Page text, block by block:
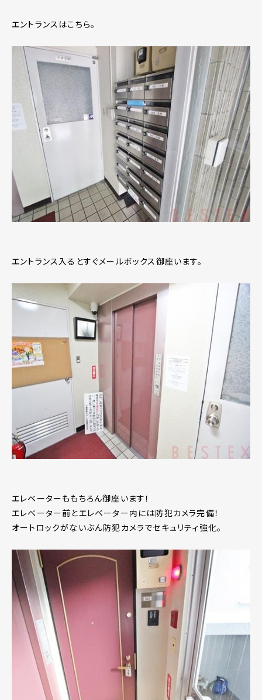
エントランスはこちら。
エントランス入るとすぐメールボックス御座います。
エレベーターももちろん御座います！
エレベーター前とエレベーター内には防犯カメラ完備！
オートロックがないぶん防犯カメラでセキュリティ強化。